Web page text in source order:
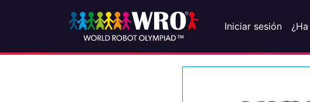
Iniciar sesión